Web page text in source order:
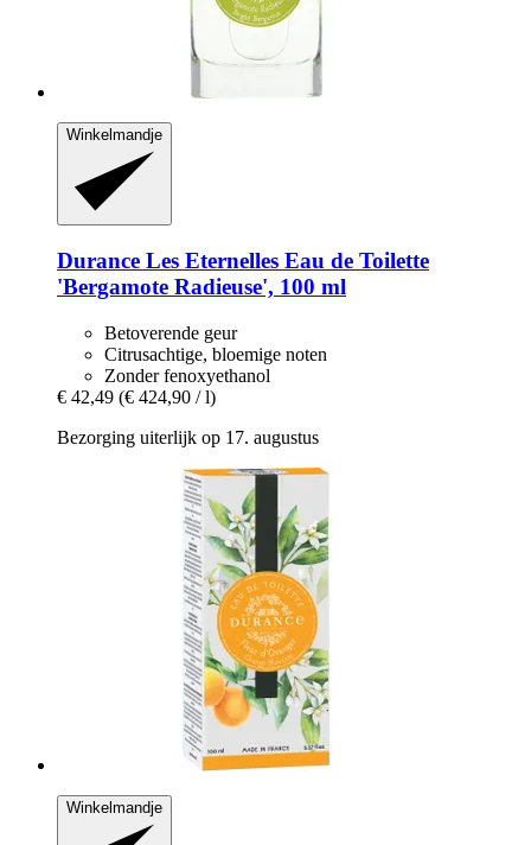
Winkelmandje
Durance Les Eternelles Eau de Toilette
'Bergamote Radieuse', 100 ml
Betoverende geur
Citrusachtige, bloemige noten
Zonder fenoxyethanol
€ 42,49 (€ 424,90 / l)
Bezorging uiterlijk op 17. augustus
Winkelmandje